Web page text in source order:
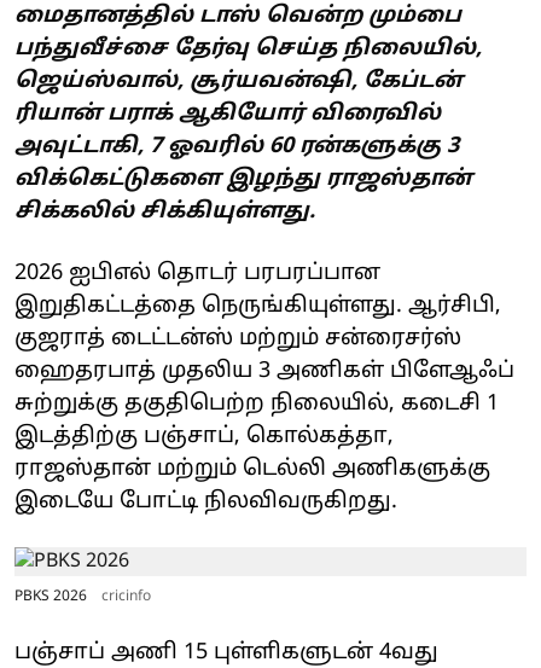
மைதானத்தில் டாஸ் வென்ற மும்பை
பந்துவீச்சை தேர்வு செய்த நிலையில்,
ஜெய்ஸ்வால், சூர்யவன்ஷி, கேப்டன்
ரியான் பராக் ஆகியோர் விரைவில்
அவுட்டாகி, 7 ஓவரில் 60 ரன்களுக்கு 3
விக்கெட்டுகளை இழந்து ராஜஸ்தான்
சிக்கலில் சிக்கியுள்ளது.
2026 ஐபிஎல் தொடர் பரபரப்பான
இறுதிகட்டத்தை நெருங்கியுள்ளது. ஆர்சிபி,
குஜராத் டைட்டன்ஸ் மற்றும் சன்ரைசர்ஸ்
ஹைதரபாத் முதலிய 3 அணிகள் பிளேஆஃப்
சுற்றுக்கு தகுதிபெற்ற நிலையில், கடைசி 1
இடத்திற்கு பஞ்சாப், கொல்கத்தா,
ராஜஸ்தான் மற்றும் டெல்லி அணிகளுக்கு
இடையே போட்டி நிலவிவருகிறது.
PBKS 2026 cricinfo
பஞ்சாப் அணி 15 புள்ளிகளுடன் 4வது